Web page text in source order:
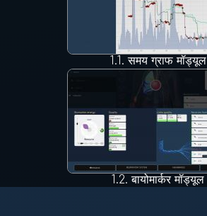
1.1.समय ग्राफ मॉड्यूल
1.2.बायोमार्कर मॉड्यूल